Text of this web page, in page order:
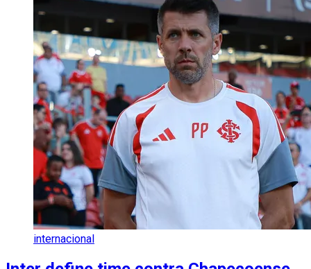
internacional